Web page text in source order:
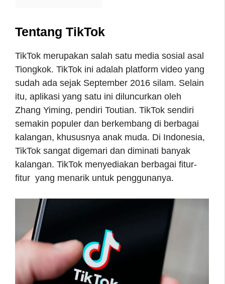
Tentang TikTok
TikTok merupakan salah satu media sosial asal
Tiongkok. TikTok ini adalah platform video yang
sudah ada sejak September 2016 silam. Selain
itu, aplikasi yang satu ini diluncurkan oleh
Zhang Yiming, pendiri Toutian. TikTok sendiri
semakin populer dan berkembang di berbagai
kalangan, khususnya anak muda. Di Indonesia,
TikTok sangat digemari dan diminati banyak
kalangan. TikTok menyediakan berbagai fitur-
fitur yang menarik untuk penggunanya.